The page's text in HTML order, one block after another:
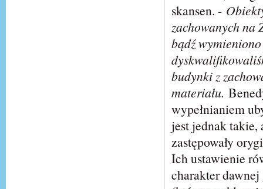
skansen. -
zachowanych na
bądź
budynki z
materiału.
wypełnianiem
jest jednak
zastępowały
Ich ustawienie
charakter